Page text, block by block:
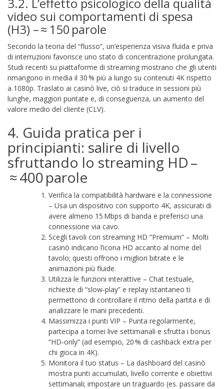
video sui comportamenti di spesa
(H3) – ≈ 150 parole
Secondo la teoria del “flusso”, un’esperienza visiva fluida e priva
di interruzioni favorisce uno stato di concentrazione prolungata.
Studi recenti su piattaforme di streaming mostrano che gli utenti
rimangono in media il 30 % più a lungo su contenuti 4K rispetto
a 1080p. Traslato ai casinò live, ciò si traduce in sessioni più
lunghe, maggiori puntate e, di conseguenza, un aumento del
valore medio del cliente (CLV).
4. Guida pratica per i
principianti: salire di livello
sfruttando lo streaming HD –
≈ 400 parole
Verifica la compatibilità hardware e la connessione
– Usa un dispositivo con supporto 4K, assicurati di
avere almeno 15 Mbps di banda e preferisci una
connessione via cavo.
Scegli tavoli con streaming HD “Premium” – Molti
casinò indicano l’icona HD accanto al nome del
tavolo; questi offrono i migliori bitrate e le
animazioni più fluide.
Utilizza le funzioni interattive – Chat testuale,
richieste di “slow‑play” e replay istantaneo ti
permettono di controllare il ritmo della partita e di
analizzare le mani precedenti.
Massimizza i punti VIP – Punta regolarmente,
partecipa a tornei live settimanali e sfrutta i bonus
“HD‑only” (ad esempio, 20 % di cashback extra per
chi gioca in 4K).
Monitora il tuo status – La dashboard del casinò
mostra punti accumulati, livello corrente e obiettivi
settimanali; impostare un traguardo (es. passare da